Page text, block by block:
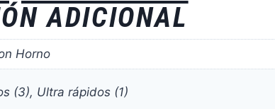
ADICIONAL
Horno
(3), Ultra rápidos (1)